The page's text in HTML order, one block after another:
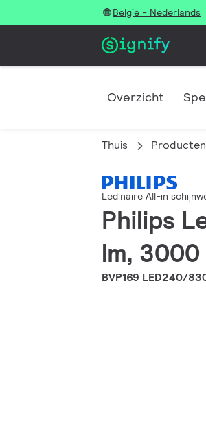
België - Nederlands
Overzicht
Thuis Producten
Ledinaire All-in
Philips
lm,
BVP169 LED240/